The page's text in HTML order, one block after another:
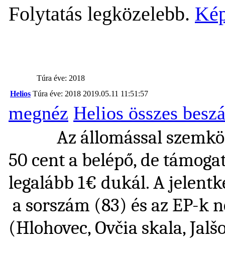
Folytatás legközelebb.
Túra éve: 2018
Helios Túra éve: 2018 2019.05.11 11:51:57
megnéz Helios összes
Az állomással
50 cent a belépő, de
legalább 1€ dukál. A
a sorszám (83) és az EP-k
(Hlohovec, Ovčia skala,